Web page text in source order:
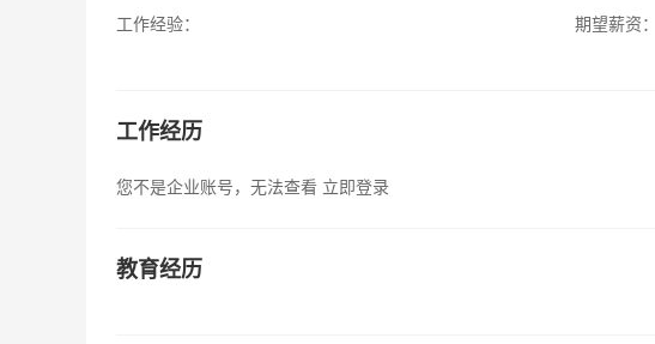
工作经验：
期望薪资：
工作经历
您不是企业账号，无法查看 立即登录
教育经历